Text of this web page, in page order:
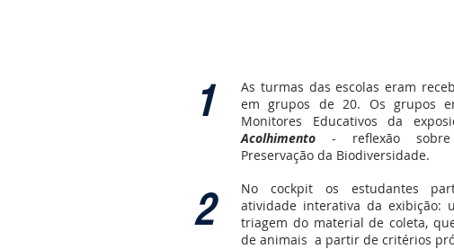
1
2
As turmas das escolas eram
em grupos de 20. Os grupos
Monitores Educativos da
Acolhimento - reflexão sobre
Preservação da Biodiversidade.
No cockpit os estudantes
atividade interativa da exibição:
triagem do material de coleta,
de animais a partir de critérios